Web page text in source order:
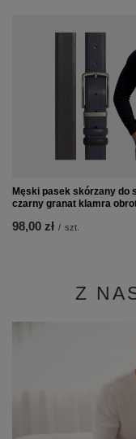
Męski pasek skórzany do
czarny granat klamra
98,00 zł / szt.
Z